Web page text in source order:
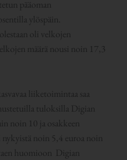
pääoman
ylöspäin.
oli velkojen
määrä nousi noin 17,3
liiketoimintaa saa
tuloksilla Digian
noin 10 ja osakkeen
noin 5,4 euroa noin
huomioon Digian